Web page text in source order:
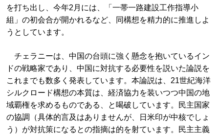
を打ち出し、今年2月には、「一帯一路建設工作指導小
組」の初会合が開かれるなど、同構想を精力的に推進しよ
うとしています。
チェラニーは、中国の台頭に強く懸念を抱いているイン
ドの戦略家であり、中国に対抗する必要性を説いた論説を
これまでも数多く発表しています。本論説は、21世紀海洋
シルクロード構想の本質は、経済協力を装いつつ中国の地
域覇権を求めるものである、と喝破しています。民主国家
の協調（具体的言及はありませんが、日米印が中核でしょ
う）が対抗策になるとの指摘は的を射ています。民主主義